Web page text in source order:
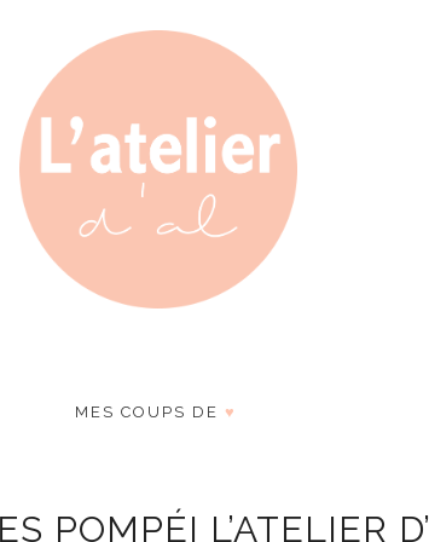
MES COUPS DE ♥
POMPÉI L’ATELIER